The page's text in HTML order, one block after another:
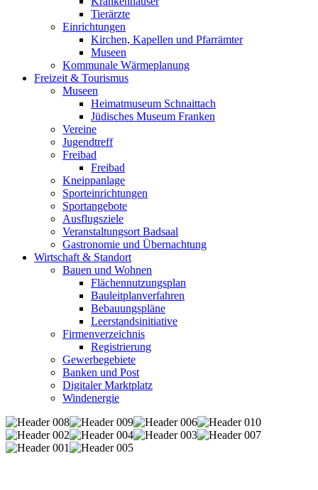
Tierärzte
Einrichtungen
Kirchen, Kapellen und Pfarrämter
Museen
Kommunale Wärmeplanung
Freizeit & Tourismus
Museen
Heimatmuseum Schnaittach
Jüdisches Museum Franken
Vereine
Jugendtreff
Freibad
Freibad
Kneippanlage
Sporteinrichtungen
Sportangebote
Ausflugsziele
Veranstaltungsort Badsaal
Gastronomie und Übernachtung
Wirtschaft & Standort
Bauen und Wohnen
Flächennutzungsplan
Bauleitplanverfahren
Bebauungspläne
Leerstandsinitiative
Firmenverzeichnis
Registrierung
Gewerbegebiete
Banken und Post
Digitaler Marktplatz
Windenergie